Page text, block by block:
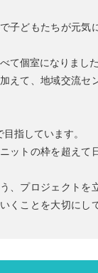
子どもたちが元気
て個室になりまし
えて、地域交流セ
指しています。
ットの枠を超えて
、プロジェクトを
くことを大切にし